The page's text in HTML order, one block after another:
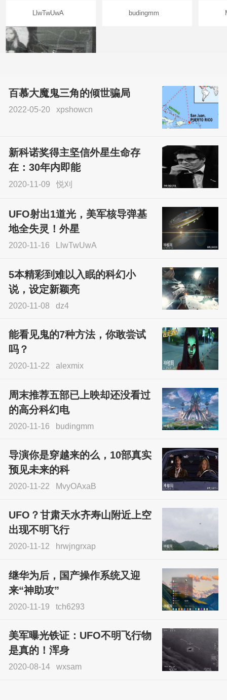
LlwTwUwA budingmm
sskfn
百慕大魔鬼三角的倾世骗局
2022-05-20 xpshowcn
新科诺奖得主坚信外星生命存
在：30年内即能
2020-11-09 悦刈
UFO射出1道光，美军核导弹基
地全失灵！外星
2020-11-16 LlwTwUwA
5本精彩到难以入眠的科幻小
说，设定新颖亮
2020-11-08 dz4
能看见鬼的7种方法，你敢尝试
吗？
2020-11-22 alexmix
周末推荐五部已上映却还没看过
的高分科幻电
2020-11-16 budingmm
导演你是穿越来的么，10部真实
预见未来的科
2020-11-22 MvyOAxaB
UFO？甘肃天水齐寿山附近上空
出现不明飞行
2020-11-12 hrwjngrxap
继华为后，国产操作系统又迎
来“神助攻”
2020-11-19 tch6293
美军曝光铁证：UFO不明飞行物
是真的！浑身
2020-08-14 wxsam